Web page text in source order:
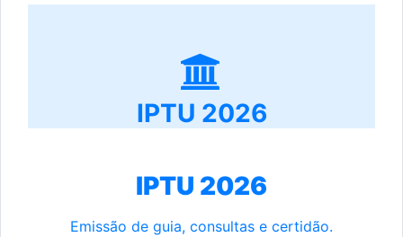
IPTU 2026
IPTU 2026
Emissão de guia, consultas e certidão.